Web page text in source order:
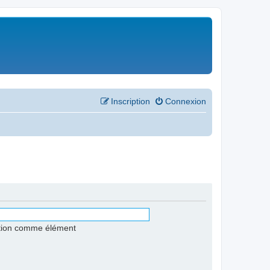
Connexion
Inscription
comme élément